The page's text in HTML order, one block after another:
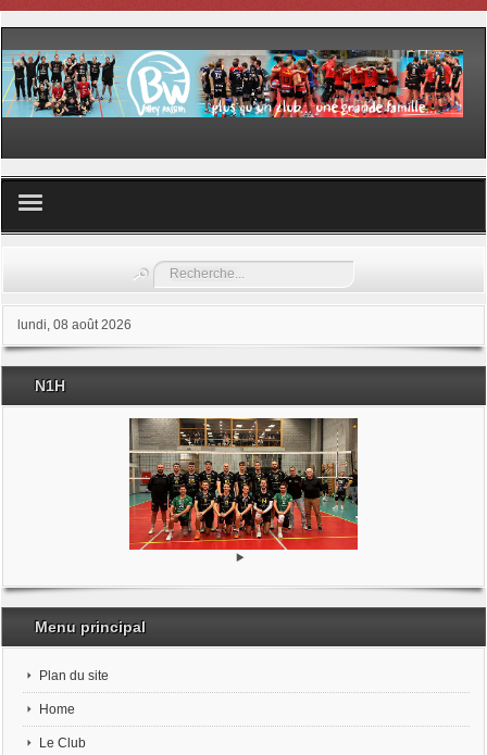
Les samedis du sport
Les stages
Documents
Rechercher
lundi, 08 août 2026
N1H
Menu principal
Plan du site
Home
Le Club